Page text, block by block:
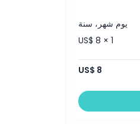
يوم شهر، سنة
US$ 8 × 1
US$ 8